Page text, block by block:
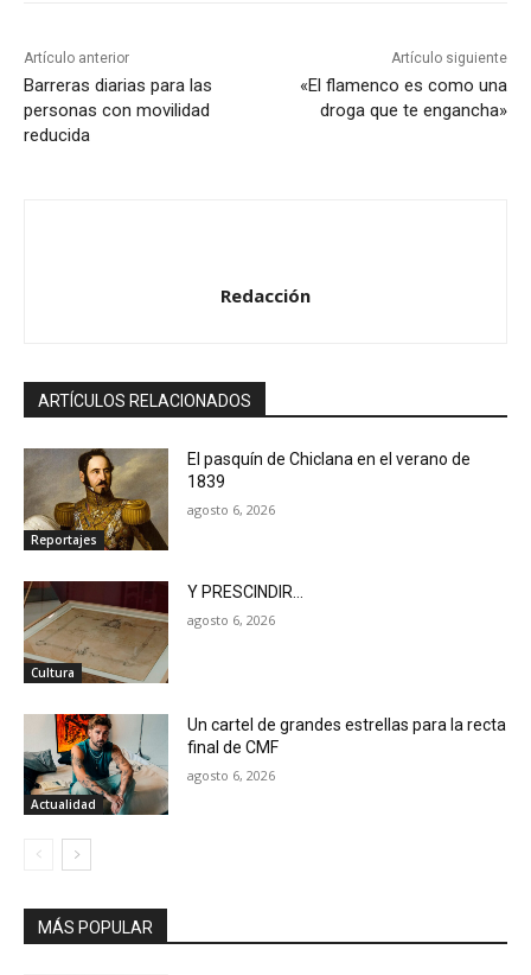
Artículo anterior
Barreras diarias para las
personas con movilidad
reducida
Artículo siguiente
«El flamenco es como una
droga que te engancha»
Redacción
ARTÍCULOS RELACIONADOS
Reportajes
El pasquín de Chiclana en el verano de
1839
agosto 6, 2026
Cultura
Y PRESCINDIR…
agosto 6, 2026
Actualidad
Un cartel de grandes estrellas para la recta
final de CMF
agosto 6, 2026
MÁS POPULAR